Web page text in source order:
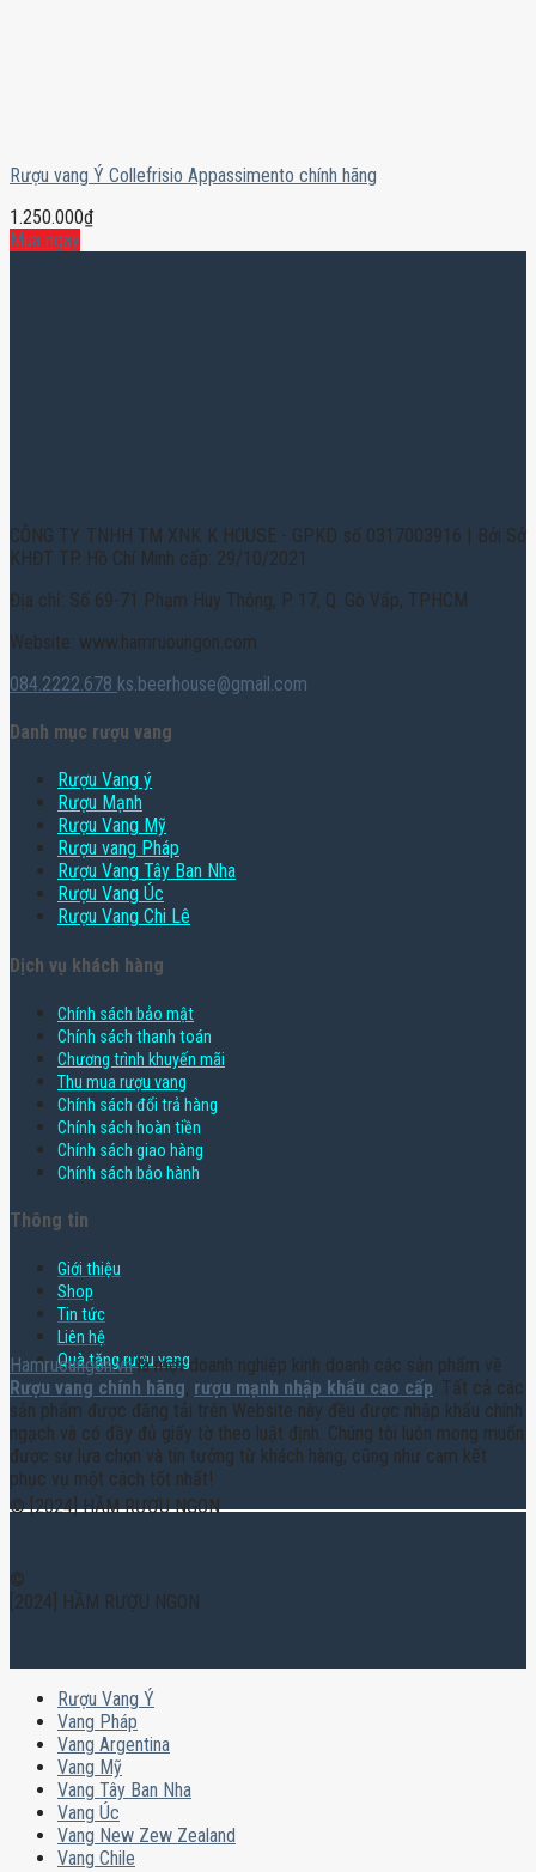
Rượu vang Ý Collefrisio Appassimento chính hãng
1.250.000₫
Mua ngay
CÔNG TY TNHH TM XNK K HOUSE - GPKD số 0317003916 | Bởi Sở
KHĐT TP. Hồ Chí Minh cấp: 29/10/2021
Địa chỉ: Số 69-71 Phạm Huy Thông, P. 17, Q. Gò Vấp, TPHCM
Website: www.hamruoungon.com
084.2222.678 ks.beerhouse@gmail.com
Danh mục rượu vang
Rượu Vang ý
Rượu Mạnh
Rượu Vang Mỹ
Rượu vang Pháp
Rượu Vang Tây Ban Nha
Rượu Vang Úc
Rượu Vang Chi Lê
Dịch vụ khách hàng
Chính sách bảo mật
Chính sách thanh toán
Chương trình khuyến mãi
Thu mua rượu vang
Chính sách đổi trả hàng
Chính sách hoàn tiền
Chính sách giao hàng
Chính sách bảo hành
Thông tin
Giới thiệu
Shop
Tin tức
Liên hệ
Quà tặng rượu vang
Hamruoungon.vnlà một doanh nghiệp kinh doanh các sản phẩm về
Rượu vang chính hãng, rượu mạnh nhập khẩu cao cấp. Tất cả các
sản phẩm được đăng tải trên Website này đều được nhập khẩu chính
ngạch và có đầy đủ giấy tờ theo luật định. Chúng tôi luôn mong muốn
được sự lựa chọn và tin tưởng từ khách hàng, cũng như cam kết
phục vụ một cách tốt nhất!
© [2024] HẦM RƯỢU NGON
©
[2024] HẦM RƯỢU NGON
Rượu Vang Ý
Vang Pháp
Vang Argentina
Vang Mỹ
Vang Tây Ban Nha
Vang Úc
Vang New Zew Zealand
Vang Chile